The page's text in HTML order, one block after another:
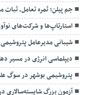
جم پیلن؛ ثمره تعامل،
استارتاپ‌ها و شرکت‌های
شیبانی مدیرعامل
دیپلماسی انرژی در مسیر
پتروشیمی بوشهر در سوگ
آزمون بزرگ